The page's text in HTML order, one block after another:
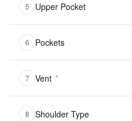
5 Upper Pocket
6 Pockets
7 Vent *
8 Shoulder Type